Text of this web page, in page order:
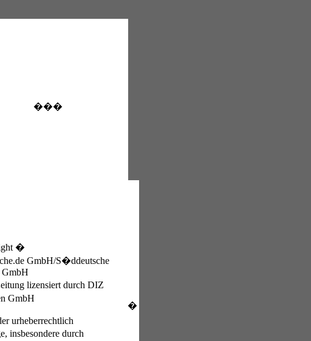
���
�
GmbH/S�ddeutsche
GmbH
lizensiert durch DIZ
GmbH
urheberrechtlich
insbesondere durch
�